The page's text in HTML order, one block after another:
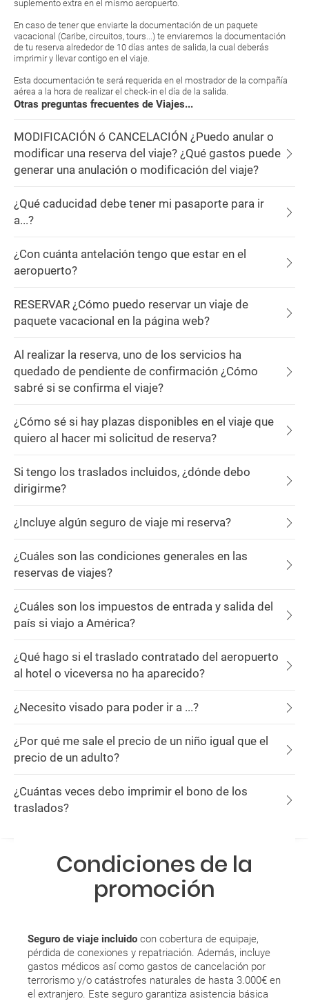
suplemento extra en el mismo aeropuerto.
En caso de tener que enviarte la documentación de un paquete
vacacional (Caribe, circuitos, tours...) te enviaremos la documentación
de tu reserva alrededor de 10 días antes de salida, la cual deberás
imprimir y llevar contigo en el viaje.
Esta documentación te será requerida en el mostrador de la compañía
aérea a la hora de realizar el check-in el día de la salida.
Otras preguntas frecuentes de Viajes...
MODIFICACIÓN ó CANCELACIÓN ¿Puedo anular o
modificar una reserva del viaje? ¿Qué gastos puede
generar una anulación o modificación del viaje?
¿Qué caducidad debe tener mi pasaporte para ir
a...?
¿Con cuánta antelación tengo que estar en el
aeropuerto?
RESERVAR ¿Cómo puedo reservar un viaje de
paquete vacacional en la página web?
Al realizar la reserva, uno de los servicios ha
quedado de pendiente de confirmación ¿Cómo
sabré si se confirma el viaje?
¿Cómo sé si hay plazas disponibles en el viaje que
quiero al hacer mi solicitud de reserva?
Si tengo los traslados incluidos, ¿dónde debo
dirigirme?
¿Incluye algún seguro de viaje mi reserva?
¿Cuáles son las condiciones generales en las
reservas de viajes?
¿Cuáles son los impuestos de entrada y salida del
país si viajo a América?
¿Qué hago si el traslado contratado del aeropuerto
al hotel o viceversa no ha aparecido?
¿Necesito visado para poder ir a ...?
¿Por qué me sale el precio de un niño igual que el
precio de un adulto?
¿Cuántas veces debo imprimir el bono de los
traslados?
Condiciones de la
promoción
Seguro de viaje incluido con cobertura de equipaje,
pérdida de conexiones y repatriación. Además, incluye
gastos médicos así como gastos de cancelación por
terrorismo y/o catástrofes naturales de hasta 3.000€ en
el extranjero. Este seguro garantiza asistencia básica